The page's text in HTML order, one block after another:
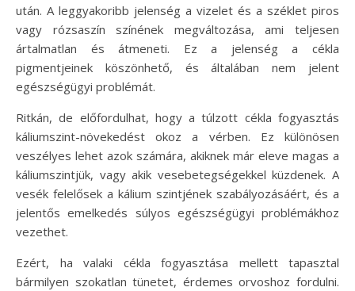
után. A leggyakoribb jelenség a vizelet és a széklet piros
vagy rózsaszín színének megváltozása, ami teljesen
ártalmatlan és átmeneti. Ez a jelenség a cékla
pigmentjeinek köszönhető, és általában nem jelent
egészségügyi problémát.
Ritkán, de előfordulhat, hogy a túlzott cékla fogyasztás
káliumszint-növekedést okoz a vérben. Ez különösen
veszélyes lehet azok számára, akiknek már eleve magas a
káliumszintjük, vagy akik vesebetegségekkel küzdenek. A
vesék felelősek a kálium szintjének szabályozásáért, és a
jelentős emelkedés súlyos egészségügyi problémákhoz
vezethet.
Ezért, ha valaki cékla fogyasztása mellett tapasztal
bármilyen szokatlan tünetet, érdemes orvoshoz fordulni.